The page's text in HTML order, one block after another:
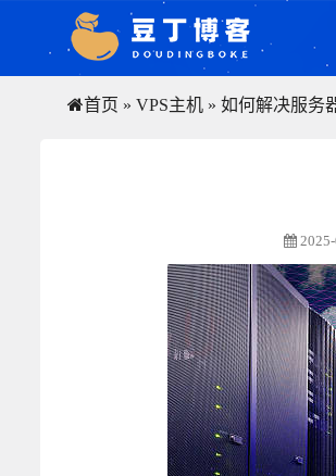
首页 » VPS主机 » 如何解决服务
2025-